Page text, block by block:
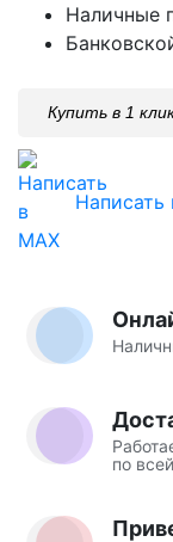
Наличные
Купить в 1
Написать
по